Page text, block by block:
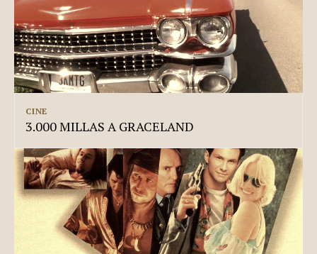
CINE
3.000 MILLAS A GRACELAND